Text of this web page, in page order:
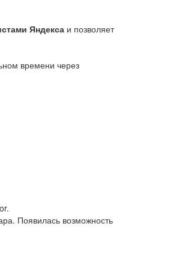
Яндекса и позволяет
времени через
Появилась возможность